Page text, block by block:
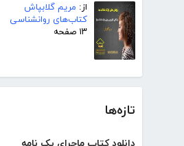
از: مریم گلابپاش
کتاب‌های روانشناسی
۱۳ صفحه
تازه‌ها